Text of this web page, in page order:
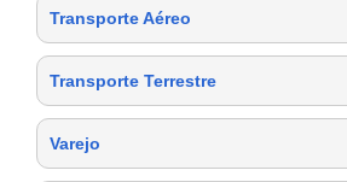
Transporte Aéreo
Transporte Terrestre
Varejo